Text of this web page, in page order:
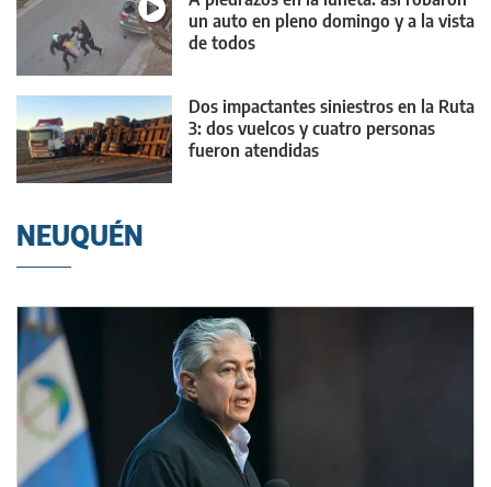
un auto en pleno domingo y a la vista
de todos
Dos impactantes siniestros en la Ruta
3: dos vuelcos y cuatro personas
fueron atendidas
NEUQUÉN